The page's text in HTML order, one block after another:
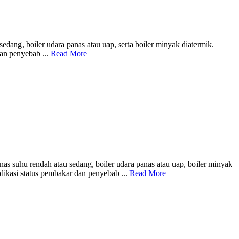
boiler udara panas atau uap, serta boiler minyak diatermik.
penyebab ... Read More
suhu rendah atau sedang, boiler udara panas atau uap, boiler minyak
status pembakar dan penyebab ... Read More